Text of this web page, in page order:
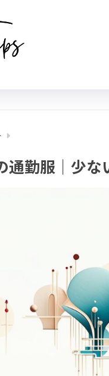
通勤服｜少